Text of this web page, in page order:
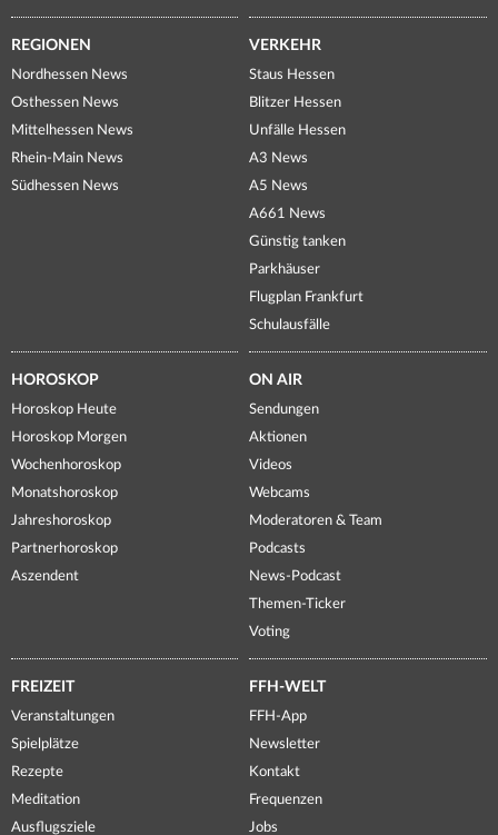
REGIONEN
Nordhessen News
Osthessen News
Mittelhessen News
Rhein-Main News
Südhessen News
VERKEHR
Staus Hessen
Blitzer Hessen
Unfälle Hessen
A3 News
A5 News
A661 News
Günstig tanken
Parkhäuser
Flugplan Frankfurt
Schulausfälle
HOROSKOP
Horoskop Heute
Horoskop Morgen
Wochenhoroskop
Monatshoroskop
Jahreshoroskop
Partnerhoroskop
Aszendent
ON AIR
Sendungen
Aktionen
Videos
Webcams
Moderatoren & Team
Podcasts
News-Podcast
Themen-Ticker
Voting
FREIZEIT
Veranstaltungen
Spielplätze
Rezepte
Meditation
Ausflugsziele
FFH-WELT
FFH-App
Newsletter
Kontakt
Frequenzen
Jobs